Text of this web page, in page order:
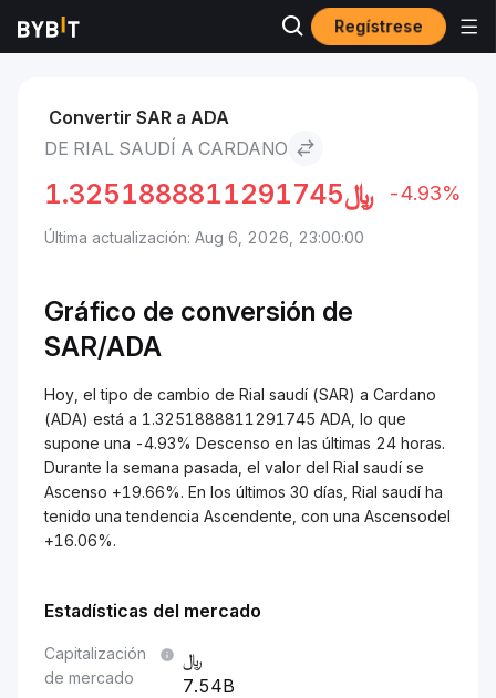
Regístrese
Mercados Precio de Cardano ADA Rial saudí to Cardano
Convertir SAR a ADA
DE RIAL SAUDÍ A CARDANO
﷼1.3251888811291745 -4.93%
Última actualización: Aug 6, 2026, 23:00:00
Gráfico de conversión de
SAR/ADA
Hoy, el tipo de cambio de Rial saudí (SAR) a Cardano
(ADA) está a 1.3251888811291745 ADA, lo que
supone una -4.93% Descenso en las últimas 24 horas.
Durante la semana pasada, el valor del Rial saudí se
Ascenso +19.66%. En los últimos 30 días, Rial saudí ha
tenido una tendencia Ascendente, con una Ascensodel
+16.06%.
Estadísticas del mercado
Capitalización
de mercado
7.54B